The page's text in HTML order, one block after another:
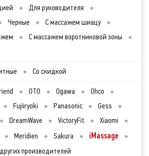
● Для руководителя
●
Черные ● С массажем шиацу
●
● С массажем воротниковой зоны
●
● Со скидкой
● OTO ● Ogawa ● Ohco
●
● Fujiiryoki ● Panasonic ● Gess
●
● DreamWave ● VictoryFit ● Xiaomi
●
● Meridien ● Sakura ● iMassage
●
производителей